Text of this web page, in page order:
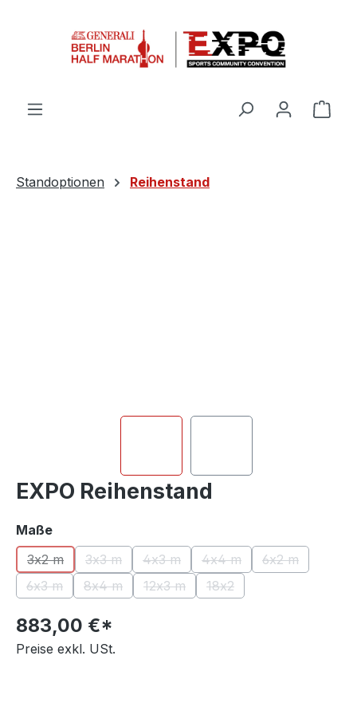
Standoptionen Reihenstand
EXPO Reihenstand
Maßeauswählen
3x2 m
(Diese Option ist zurzeit nicht verfügbar.)
3x3 m
(Diese Option ist zurzeit nicht verfügbar.)
4x3 m
(Diese Option ist zurzeit nicht
4x4 m
(Diese Option ist zurzeit
6x2 m
(Diese Option
6x3 m
(Diese Option ist zurzeit nicht verfügbar.)
8x4 m
(Diese Option ist zurzeit nicht verfügbar.)
12x3 m
(Diese Option ist zurzeit nicht
18x2
(Diese Option ist zurzeit
883,00 €*
Preise exkl. USt.